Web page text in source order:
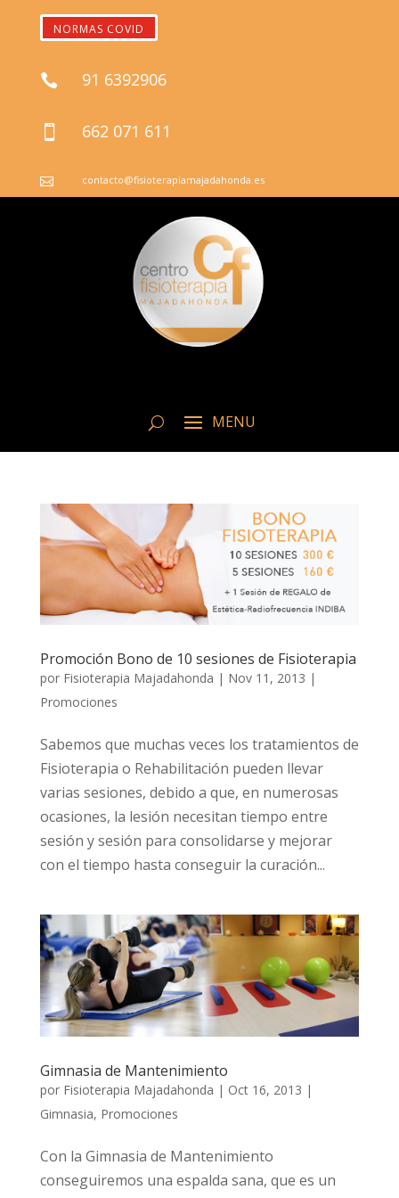
NORMAS COVID
 91 6392906
 662 071 611
 contacto@fisioterapiamajadahonda.es
Promoción Bono de 10 sesiones de Fisioterapia
por Fisioterapia Majadahonda | Nov 11, 2013 |
Promociones
Sabemos que muchas veces los tratamientos de
Fisioterapia o Rehabilitación pueden llevar
varias sesiones, debido a que, en numerosas
ocasiones, la lesión necesitan tiempo entre
sesión y sesión para consolidarse y mejorar
con el tiempo hasta conseguir la curación...
Gimnasia de Mantenimiento
por Fisioterapia Majadahonda | Oct 16, 2013 |
Gimnasia, Promociones
Con la Gimnasia de Mantenimiento
conseguiremos una espalda sana, que es un